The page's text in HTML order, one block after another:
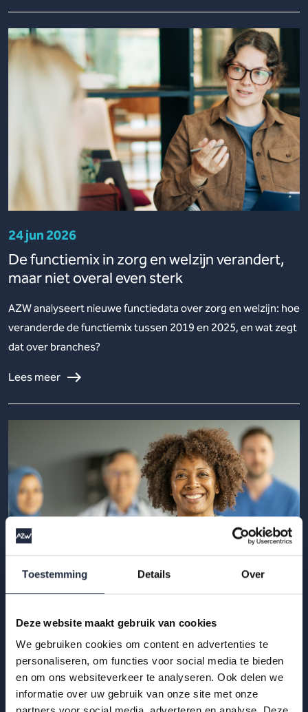
Toestemming Details Over
Deze website maakt gebruik van cookies
We gebruiken cookies om content en advertenties te
personaliseren, om functies voor social media te bieden
en om ons websiteverkeer te analyseren. Ook delen we
informatie over uw gebruik van onze site met onze
24 jun 2026
De functiemix in zorg en welzijn verandert,
maar niet overal even sterk
AZW analyseert nieuwe functiedata over zorg en welzijn: hoe
veranderde de functiemix tussen 2019 en 2025, en wat zegt
dat over branches?
Lees meer
02 jun 2026
Zzp’ers in zorg en welzijn: wat weten we
echt?
Wat weten we echt over zzp’ers in zorg en welzijn? Deze